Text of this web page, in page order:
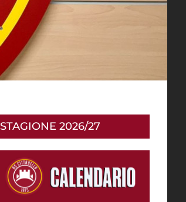
STAGIONE 2026/27